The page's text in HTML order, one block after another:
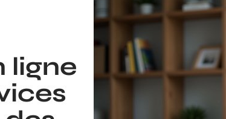
ligne